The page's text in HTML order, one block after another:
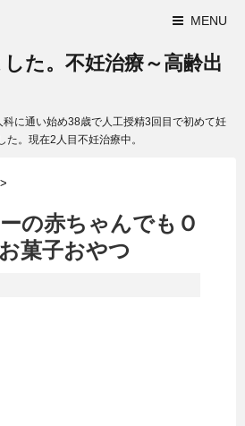
MENU
た。不妊治療～高齢出
に通い始め38歳で人工授精3回目で初めて妊
。現在2人目不妊治療中。
>
の赤ちゃんでもＯ
菓子おやつ